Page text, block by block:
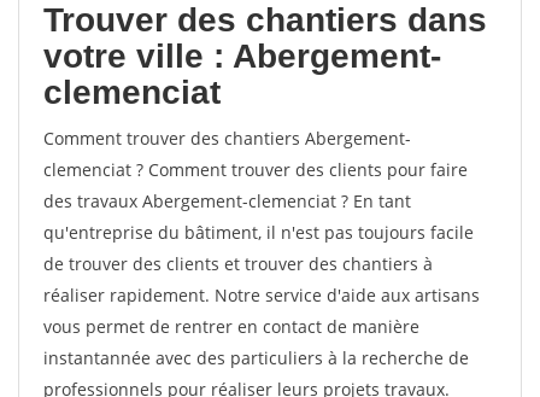
Trouver des chantiers dans
votre ville : Abergement-
clemenciat
Comment trouver des chantiers Abergement-
clemenciat ? Comment trouver des clients pour faire
des travaux Abergement-clemenciat ? En tant
qu'entreprise du bâtiment, il n'est pas toujours facile
de trouver des clients et trouver des chantiers à
réaliser rapidement. Notre service d'aide aux artisans
vous permet de rentrer en contact de manière
instantannée avec des particuliers à la recherche de
professionnels pour réaliser leurs projets travaux.